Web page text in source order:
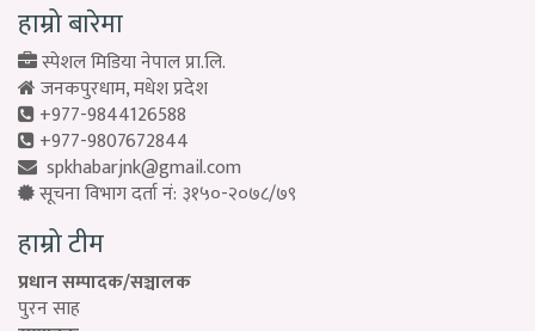
हाम्रो बारेमा
स्पेशल मिडिया नेपाल प्रा.लि.
जनकपुरधाम, मधेश प्रदेश
+977-9844126588
+977-9807672844
spkhabarjnk@gmail.com
सूचना विभाग दर्ता नं: ३१५०-२०७८/७९
हाम्रो टीम
प्रधान सम्पादक/सञ्चालक
पुरन साह